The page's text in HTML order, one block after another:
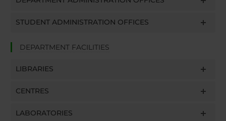
STUDENT ADMINISTRATION OFFICES
DEPARTMENT FACILITIES
LIBRARIES
CENTRES
LABORATORIES